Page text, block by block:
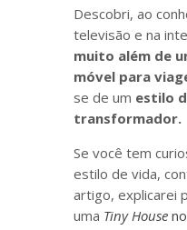
Descobri, ao
televisão e na
muito além de
móvel para
se de um estilo
transformador.
Se você tem
estilo de vida,
artigo, explicarei
uma Tiny House